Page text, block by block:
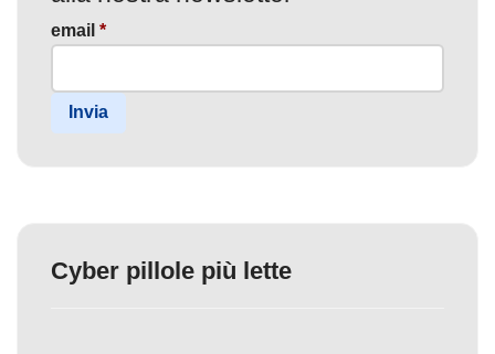
email *
Invia
Cyber pillole più lette